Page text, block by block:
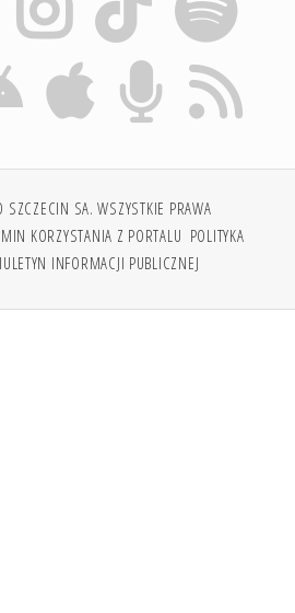
SA. WSZYSTKIE PRAWA
KORZYSTANIA Z PORTALU POLITYKA
INFORMACJI PUBLICZNEJ